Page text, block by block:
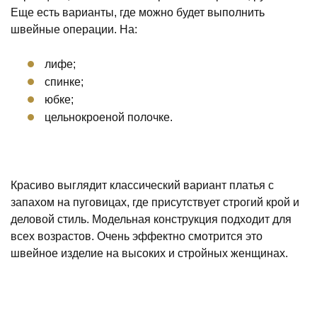
Еще есть варианты, где можно будет выполнить
швейные операции. На:
лифе;
спинке;
юбке;
цельнокроеной полочке.
Красиво выглядит классический вариант платья с
запахом на пуговицах, где присутствует строгий крой и
деловой стиль. Модельная конструкция подходит для
всех возрастов. Очень эффектно смотрится это
швейное изделие на высоких и стройных женщинах.